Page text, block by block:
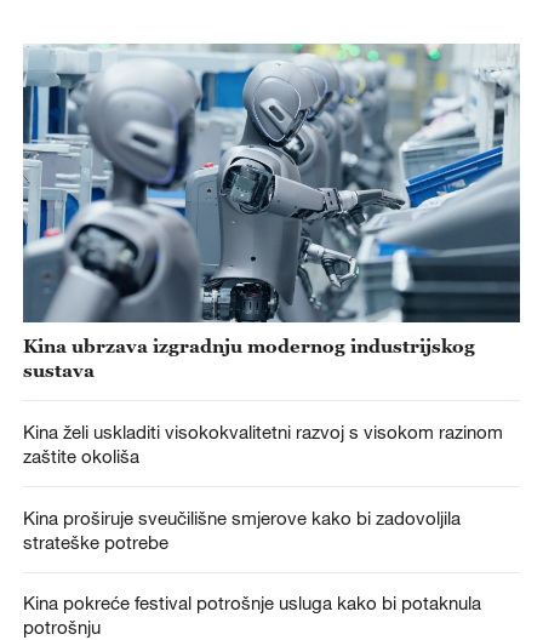
Kina ubrzava izgradnju modernog industrijskog
sustava
Kina želi uskladiti visokokvalitetni razvoj s visokom razinom
zaštite okoliša
Kina proširuje sveučilišne smjerove kako bi zadovoljila
strateške potrebe
Kina pokreće festival potrošnje usluga kako bi potaknula
potrošnju